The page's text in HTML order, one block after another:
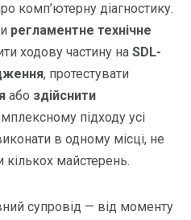
комп’ютерну діагностику.
регламентне технічне
ходову частину на SDL-
, протестувати
або здійснити
підходу усі
в одному місці, не
майстерень.
супровід — від моменту